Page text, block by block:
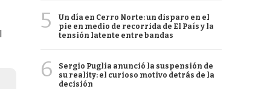
5
Un día en Cerro Norte: un disparo en el
pie en medio de recorrida de El País y la
tensión latente entre bandas
6
Sergio Puglia anunció la suspensión de
su reality: el curioso motivo detrás de la
decisión